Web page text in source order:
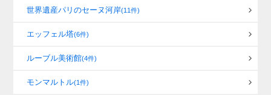
世界遺産パリのセーヌ河岸(11件)
エッフェル塔(6件)
ルーブル美術館(4件)
モンマルトル(1件)